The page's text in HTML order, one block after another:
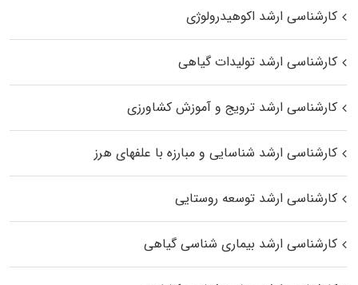
کارشناسی ارشد اکوهیدرولوژی
کارشناسی ارشد تولیدات گیاهی
کارشناسی ارشد ترویج و آموزش کشاورزی
کارشناسی ارشد شناسایی و مبارزه با علفهای هرز
کارشناسی ارشد توسعه روستایی
کارشناسی ارشد بیماری‌ شناسی گیاهی